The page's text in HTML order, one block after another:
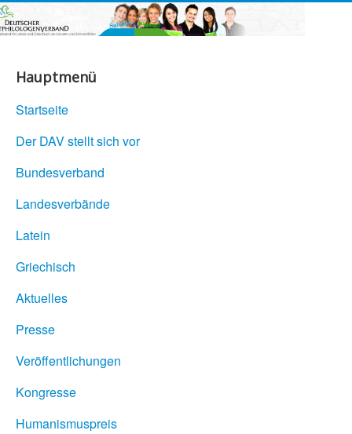
Hauptmenü
Startseite
Der DAV stellt sich vor
Bundesverband
Landesverbände
Latein
Griechisch
Aktuelles
Presse
Veröffentlichungen
Kongresse
Humanismuspreis